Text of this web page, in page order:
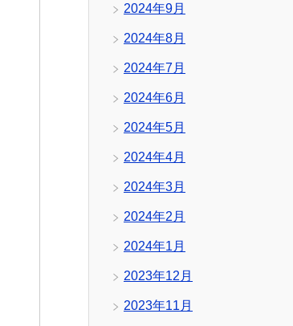
2024年9月
2024年8月
2024年7月
2024年6月
2024年5月
2024年4月
2024年3月
2024年2月
2024年1月
2023年12月
2023年11月